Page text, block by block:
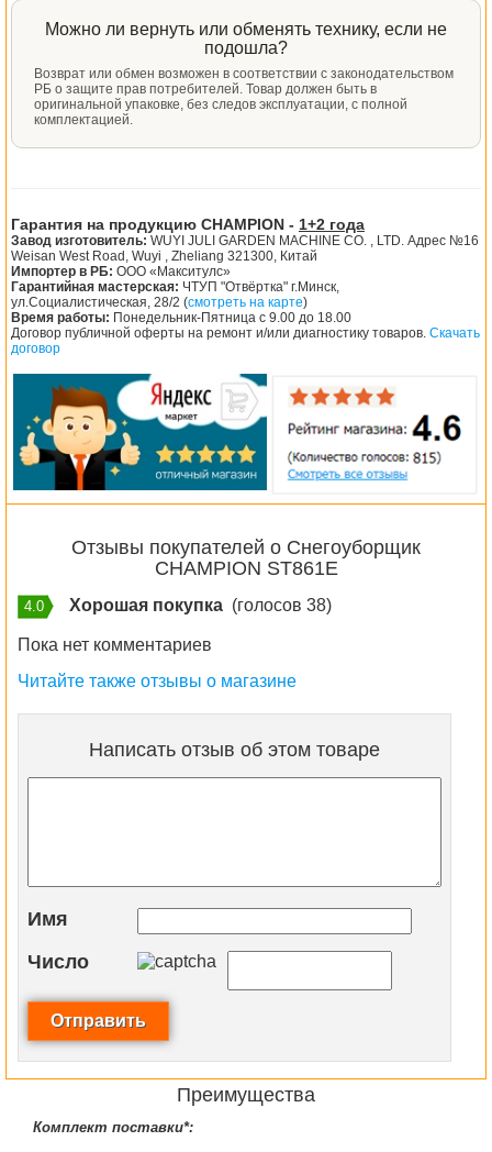
Можно ли вернуть или обменять технику, если не
подошла?
Возврат или обмен возможен в соответствии с законодательством
РБ о защите прав потребителей. Товар должен быть в
оригинальной упаковке, без следов эксплуатации, с полной
комплектацией.
Гарантия на продукцию CHAMPION - 1+2 года
Завод изготовитель: WUYI JULI GARDEN MACHINE CO. , LTD. Адрес №16
Weisan West Road, Wuyi , Zheliang 321300, Китай
Импортер в РБ: ООО «Макситулс»
Гарантийная мастерская: ЧТУП "Отвёртка" г.Минск,
ул.Социалистическая, 28/2 (смотреть на карте)
Время работы: Понедельник-Пятница с 9.00 до 18.00
Договор публичной оферты на ремонт и/или диагностику товаров. Скачать
договор
Отзывы покупателей о Снегоуборщик
CHAMPION ST861E
4.0 Хорошая покупка (голосов 38)
Пока нет комментариев
Читайте также отзывы о магазине
Написать отзыв об этом товаре
Имя
Число
Преимущества
Комплект поставки*: